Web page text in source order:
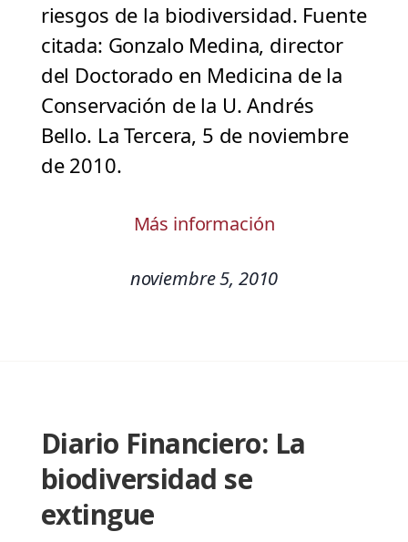
riesgos de la biodiversidad. Fuente
citada: Gonzalo Medina, director
del Doctorado en Medicina de la
Conservación de la U. Andrés
Bello. La Tercera, 5 de noviembre
de 2010.
Más información
noviembre 5, 2010
Diario Financiero: La
biodiversidad se
extingue